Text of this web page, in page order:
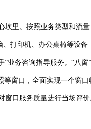
里。按照业务类型和流量
打印机、办公桌椅等设
业务咨询指导服务。“八窗
窗口，全面实现一个窗
口服务质量进行当场评价